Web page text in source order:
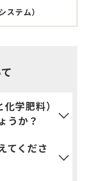
テム）
学肥料）
うか？
てくださ